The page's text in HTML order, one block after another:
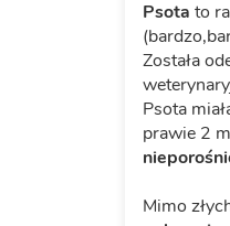
Psota to
Została
Psota
prawie 2
Mimo